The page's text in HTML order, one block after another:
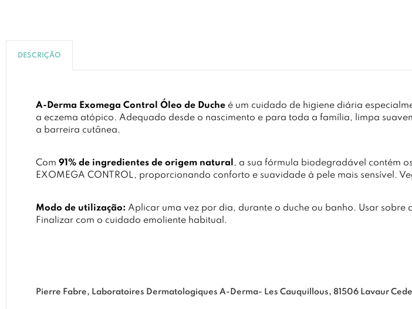
DESCRIÇÃO
A-Derma Exomega Control Óleo de Duche é um cuidado de higiene diária
a eczema atópico. Adequado desde o nascimento e para toda a família, limpa
a barreira cutânea.
Com 91% de ingredientes de origem natural , a sua fórmula biodegradável contém
EXOMEGA CONTROL, proporcionando conforto e suavidade à pele mais sensível.
Modo de utilização: Aplicar uma vez por dia, durante o duche ou banho. Usar sobre
Finalizar com o cuidado emoliente habitual.
Pierre Fabre, Laboratoires Dermatologiques A-Derma- Les Cauquillous, 81506 Lavaur